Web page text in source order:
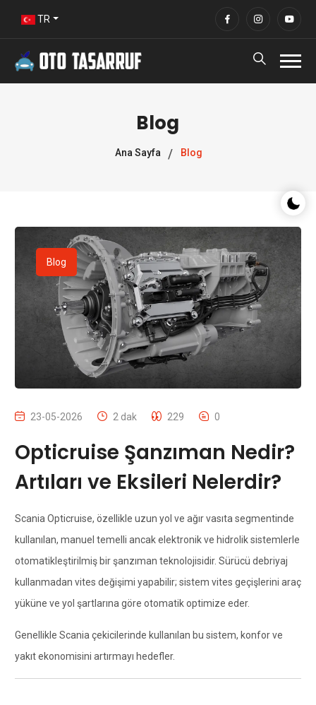
Gece/
TR
Blog
Ana Sayfa Blog
Blog
23-05-2026 2 dak 229 0
Opticruise Şanzıman Nedir?
Artıları ve Eksileri Nelerdir?
Scania Opticruise, özellikle uzun yol ve ağır vasıta segmentinde
kullanılan, manuel temelli ancak elektronik ve hidrolik sistemlerle
otomatikleştirilmiş bir şanzıman teknolojisidir. Sürücü debriyaj
kullanmadan vites değişimi yapabilir; sistem vites geçişlerini araç
yüküne ve yol şartlarına göre otomatik optimize eder.
Genellikle Scania çekicilerinde kullanılan bu sistem, konfor ve
yakıt ekonomisini artırmayı hedefler.